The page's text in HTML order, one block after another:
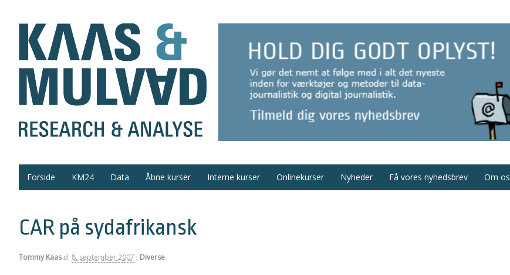
Forside KM24 Data Åbne kurser Interne kurser Onlinekurser Nyheder Få vores nyhedsbrev Om os
CAR på sydafrikansk
Tommy Kaas d. 8. september 2007 i Diverse